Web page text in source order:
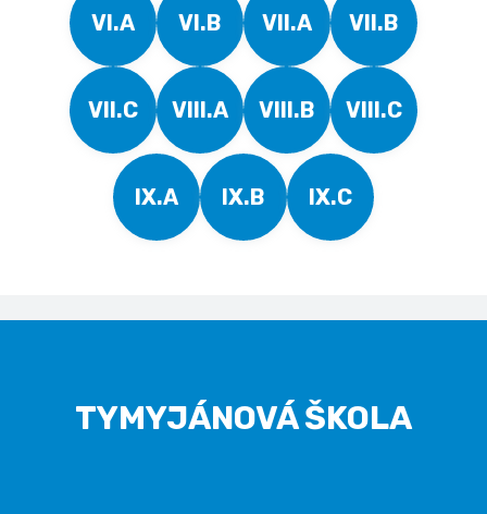
VI.A VI.B VII.A VII.B
VII.C VIII.A VIII.B VIII.C
IX.A IX.B IX.C
TYMYJÁNOVÁ ŠKOLA